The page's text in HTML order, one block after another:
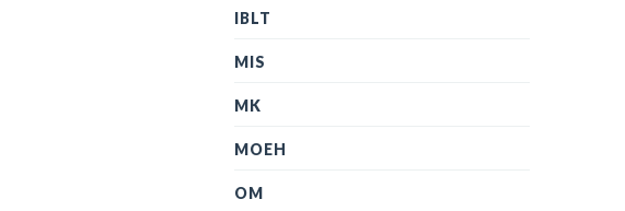
IBLT
MIS
MK
MOEH
OM